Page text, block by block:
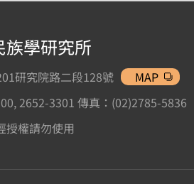
族學研究所
研究院路二段128號
MAP
2652-3301 傳真：(02)2785-5836
授權請勿使用